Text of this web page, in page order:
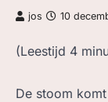
CONTACT
jos 10
(Leestijd 4
De stoom